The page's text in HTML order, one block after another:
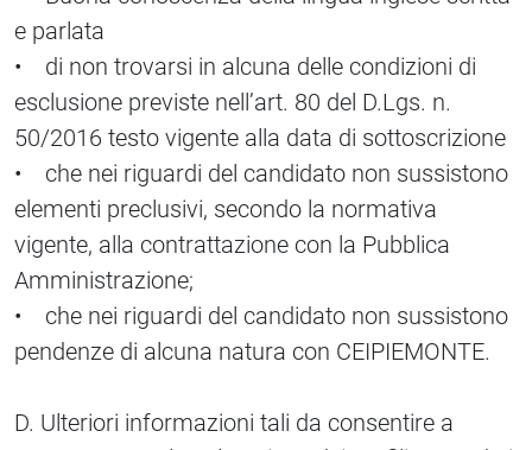
e parlata
• di non trovarsi in alcuna delle condizioni di
esclusione previste nell’art. 80 del D.Lgs. n.
50/2016 testo vigente alla data di sottoscrizione
• che nei riguardi del candidato non sussistono
elementi preclusivi, secondo la normativa
vigente, alla contrattazione con la Pubblica
Amministrazione;
• che nei riguardi del candidato non sussistono
pendenze di alcuna natura con CEIPIEMONTE.
D. Ulteriori informazioni tali da consentire a